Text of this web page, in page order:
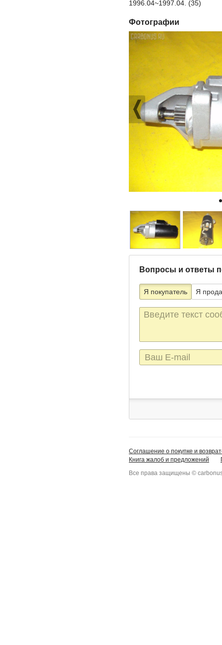
1996.04~1997.04. (35)
Фотографии
Вопросы и ответы
Я покупатель Я
Текст
сообщения
E-
mail
Соглашение о покупке и
Книга жалоб и предложений
Все права защищены ©